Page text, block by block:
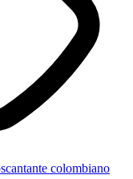
cantante colombiano